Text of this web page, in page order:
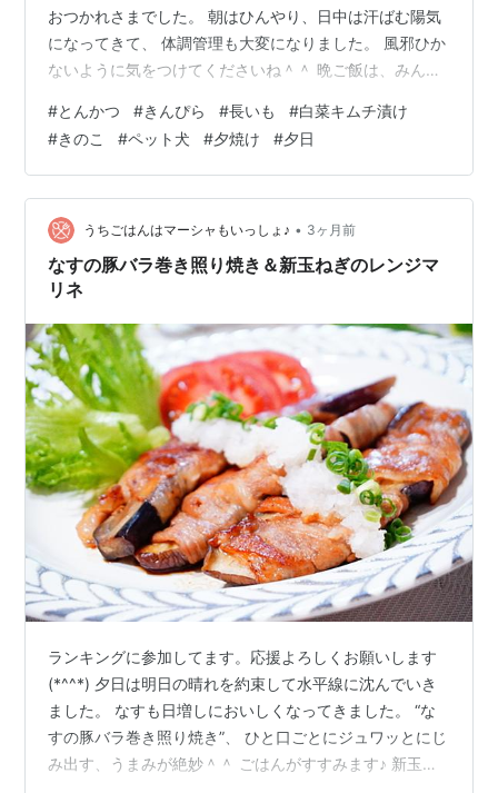
おつかれさまでした。 朝はひんやり、日中は汗ばむ陽気
になってきて、 体調管理も大変になりました。 風邪ひか
ないように気をつけてくださいね＾＾ 晩ご飯は、みんな
って、どうぞ召し上がれ♪ 🍴５月15日の献立 ・とんかつ
・糸こんにゃくとにんじんのきんぴら ・長いものキムチ
あえ ・豆腐ときのこのみそ汁 ・ごはん 🍅とんかつ 豚ロ
ースとんかつ用肉を包丁の背でトントン叩いてから下味
をつけ、衣をまぶし、少ない油で揚げ焼きに。 🍅糸こん
にゃくとにん…
#とんかつ #きんぴら #長いも #白菜キムチ漬け
#きのこ #ペット犬 #夕焼け #夕日
うちごはんはマーシャもいっしょ♪ • 3ヶ月前
なすの豚バラ巻き照り焼き＆新玉ねぎのレンジマ
リネ
ランキングに参加してます。応援よろしくお願いします
(*^^*) 夕日は明日の晴れを約束して水平線に沈んでいき
ました。 なすも日増しにおいしくなってきました。 “な
すの豚バラ巻き照り焼き”、 ひと口ごとにジュワッとにじ
み出す、うまみが絶妙＾＾ ごはんがすすみます♪ 新玉ね